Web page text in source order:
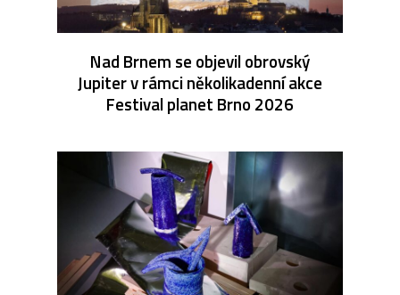
Nad Brnem se objevil obrovský
Jupiter v rámci několikadenní akce
Festival planet Brno 2026